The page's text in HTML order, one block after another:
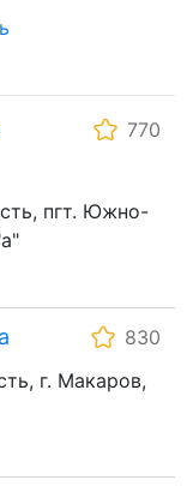
770
пгт. Южно-
830
г. Макаров,